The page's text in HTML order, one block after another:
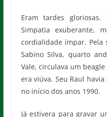
Eram tardes
Simpatia exuberante,
cordialidade ímpar. Pela
Sabino Silva, quarto
Vale, circulava um
era viúva. Seu Raul
no início dos anos 1990.
Já estivera para gravar